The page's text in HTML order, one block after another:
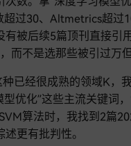
超过30、Altmetrics超过
有被后续5篇顶刊直接引
而不是选那些被引过万
已经很成熟的领域K，
型优化”这些主流关键词
算法时，我找到2篇
更有批判性。